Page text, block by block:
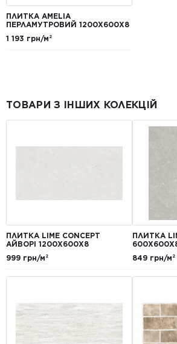
ПЛИТКА AMELIA
ПЕРЛАМУТРОВИЙ 1200X600X8
1 193 грн/м²
ТОВАРИ З ІНШИХ КОЛЕКЦІЙ
ПЛИТКА LIME CONCEPT
АЙВОРІ 1200Х600Х8
999 грн/м²
ПЛИТКА
849 грн/м²